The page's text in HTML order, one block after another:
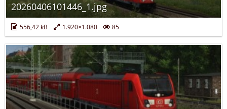
20260406101446_1.jpg
556,42 kB 1.920×1.080 85